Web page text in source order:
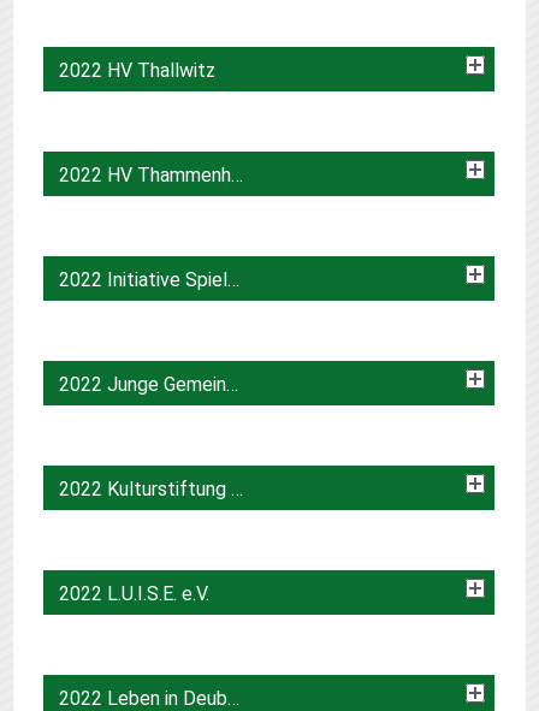
2022 HV Thallwitz
2022 HV Thammenhain-Voigtshain
2022 Initiative Spielplatz Nitzschka
2022 Junge Gemeinde Wurzen /Wurzener Land
2022 Kulturstiftung Schloss Heyda
2022 L.U.I.S.E. e.V.
2022 Leben in Deuben e.V: